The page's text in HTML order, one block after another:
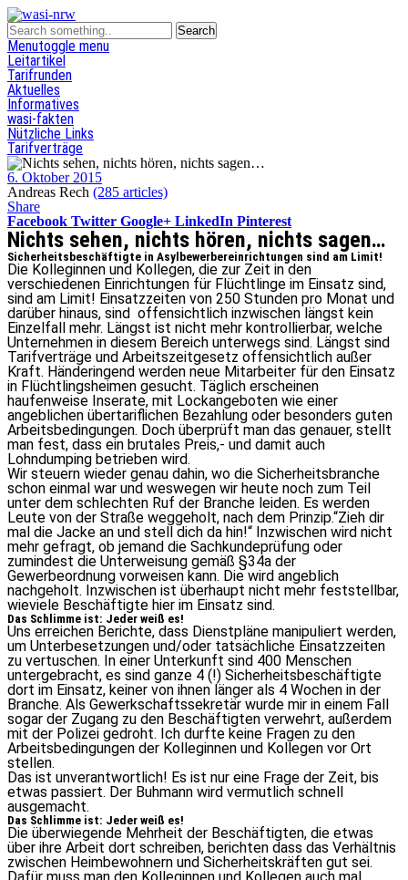
Menutoggle menu
Leitartikel
Tarifrunden
Aktuelles
Informatives
wasi-fakten
Nützliche Links
Tarifverträge
6. Oktober 2015
Andreas Rech (285 articles)
Share
Facebook Twitter Google+ LinkedIn Pinterest
Nichts sehen, nichts hören, nichts sagen…
Sicherheitsbeschäftigte in Asylbewerbereinrichtungen sind am Limit!
Die Kolleginnen und Kollegen, die zur Zeit in den
verschiedenen Einrichtungen für Flüchtlinge im Einsatz sind,
sind am Limit! Einsatzzeiten von 250 Stunden pro Monat und
darüber hinaus, sind offensichtlich inzwischen längst kein
Einzelfall mehr. Längst ist nicht mehr kontrollierbar, welche
Unternehmen in diesem Bereich unterwegs sind. Längst sind
Tarifverträge und Arbeitszeitgesetz offensichtlich außer
Kraft. Händeringend werden neue Mitarbeiter für den Einsatz
in Flüchtlingsheimen gesucht. Täglich erscheinen
haufenweise Inserate, mit Lockangeboten wie einer
angeblichen übertariflichen Bezahlung oder besonders guten
Arbeitsbedingungen. Doch überprüft man das genauer, stellt
man fest, dass ein brutales Preis,- und damit auch
Lohndumping betrieben wird.
Wir steuern wieder genau dahin, wo die Sicherheitsbranche
schon einmal war und weswegen wir heute noch zum Teil
unter dem schlechten Ruf der Branche leiden. Es werden
Leute von der Straße weggeholt, nach dem Prinzip.“Zieh dir
mal die Jacke an und stell dich da hin!“ Inzwischen wird nicht
mehr gefragt, ob jemand die Sachkundeprüfung oder
zumindest die Unterweisung gemäß §34a der
Gewerbeordnung vorweisen kann. Die wird angeblich
nachgeholt. Inzwischen ist überhaupt nicht mehr feststellbar,
wieviele Beschäftigte hier im Einsatz sind.
Das Schlimme ist: Jeder weiß es!
Uns erreichen Berichte, dass Dienstpläne manipuliert werden,
um Unterbesetzungen und/oder tatsächliche Einsatzzeiten
zu vertuschen. In einer Unterkunft sind 400 Menschen
untergebracht, es sind ganze 4 (!) Sicherheitsbeschäftigte
dort im Einsatz, keiner von ihnen länger als 4 Wochen in der
Branche. Als Gewerkschaftssekretär wurde mir in einem Fall
sogar der Zugang zu den Beschäftigten verwehrt, außerdem
mit der Polizei gedroht. Ich durfte keine Fragen zu den
Arbeitsbedingungen der Kolleginnen und Kollegen vor Ort
stellen.
Das ist unverantwortlich! Es ist nur eine Frage der Zeit, bis
etwas passiert. Der Buhmann wird vermutlich schnell
ausgemacht.
Das Schlimme ist: Jeder weiß es!
Die überwiegende Mehrheit der Beschäftigten, die etwas
über ihre Arbeit dort schreiben, berichten dass das Verhältnis
zwischen Heimbewohnern und Sicherheitskräften gut sei.